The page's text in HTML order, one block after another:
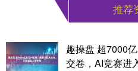
推荐
趣操盘 超7000
交卷，AI竞赛进